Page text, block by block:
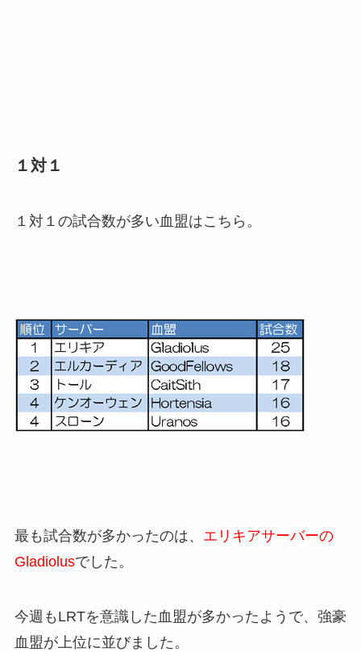
１対１
１対１の試合数が多い血盟はこちら。
最も試合数が多かったのは、 エリキアサーバーの
Gladiolusでした。
今週もLRTを意識した血盟が多かったようで、強豪
血盟が上位に並びました。